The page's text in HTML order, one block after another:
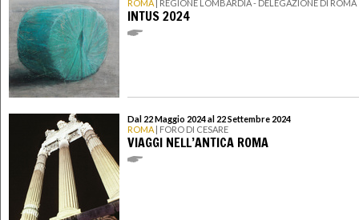
ROMA | REGIONE LOMBARDIA - DELEGAZIONE DI ROMA
INTUS 2024
Dal 22 Maggio 2024 al 22 Settembre 2024
ROMA | FORO DI CESARE
VIAGGI NELL’ANTICA ROMA